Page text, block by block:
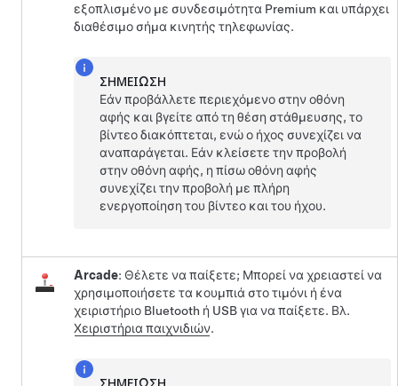
εξοπλισμένο με συνδεσιμότητα Premium και υπάρχει
διαθέσιμο σήμα κινητής τηλεφωνίας.
ΣΗΜΕΊΩΣΗ
Εάν προβάλλετε περιεχόμενο στην οθόνη
αφής και βγείτε από τη θέση στάθμευσης, το
βίντεο διακόπτεται, ενώ ο ήχος συνεχίζει να
αναπαράγεται. Εάν κλείσετε την προβολή
στην οθόνη αφής, η πίσω οθόνη αφής
συνεχίζει την προβολή με πλήρη
ενεργοποίηση του βίντεο και του ήχου.
Arcade: Θέλετε να παίξετε; Μπορεί να χρειαστεί να
χρησιμοποιήσετε τα κουμπιά στοτιμόνι ή ένα
χειριστήριο Bluetooth ή USB για να παίξετε. Βλ.
Χειριστήρια παιχνιδιών.